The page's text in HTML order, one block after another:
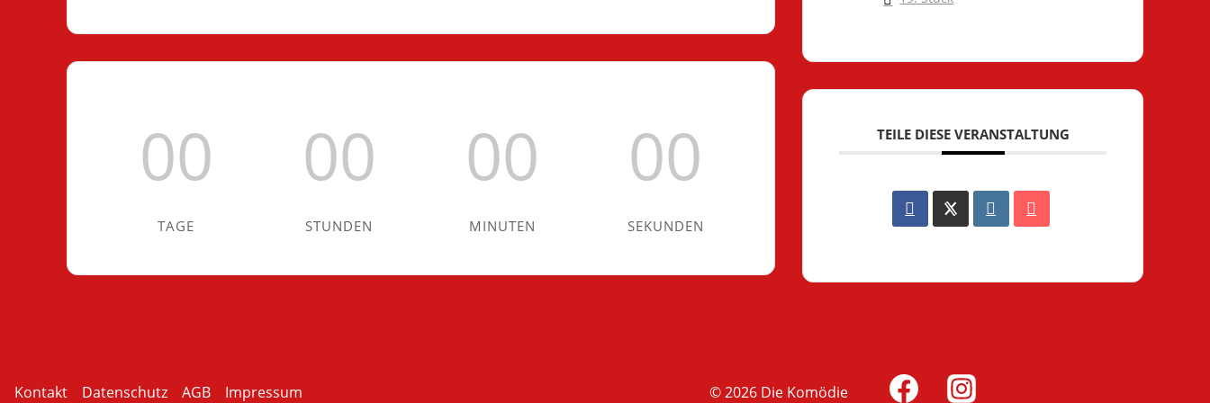
00
TAGE
00
STUNDEN
00
MINUTEN
00
SEKUNDEN
TEILE DIESE VERANSTALTUNG
Kontakt Datenschutz AGB Impressum © 2026 Die Komödie